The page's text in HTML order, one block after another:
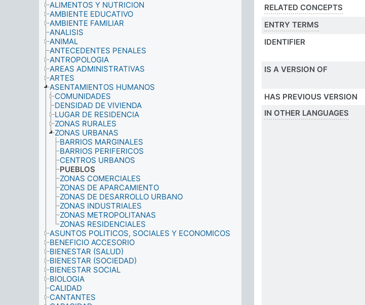
ALIMENTOS Y NUTRICION
AMBIENTE EDUCATIVO
AMBIENTE FAMILIAR
ANALISIS
ANIMAL
ANTECEDENTES PENALES
ANTROPOLOGIA
AREAS ADMINISTRATIVAS
ARTES
ASENTAMIENTOS HUMANOS
COMUNIDADES
DENSIDAD DE VIVIENDA
LUGAR DE RESIDENCIA
ZONAS RURALES
ZONAS URBANAS
BARRIOS MARGINALES
BARRIOS PERIFERICOS
CENTROS URBANOS
PUEBLOS
ZONAS COMERCIALES
ZONAS DE APARCAMIENTO
ZONAS DE DESARROLLO URBANO
ZONAS INDUSTRIALES
ZONAS METROPOLITANAS
ZONAS RESIDENCIALES
ASUNTOS POLITICOS, SOCIALES Y ECONOMICOS
BENEFICIO ACCESORIO
BIENESTAR (SALUD)
BIENESTAR (SOCIEDAD)
BIENESTAR SOCIAL
BIOLOGIA
CALIDAD
CANTANTES
RELATED CONCEPTS
ENTRY TERMS
IDENTIFIER
IS A VERSION OF
HAS PREVIOUS VERSION
IN OTHER LANGUAGES